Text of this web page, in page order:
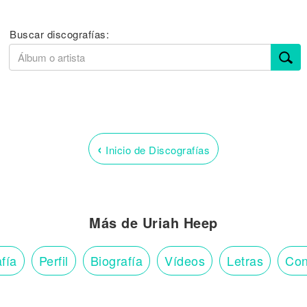
Buscar discografías:
‹ Inicio de Discografías
Más de Uriah Heep
Perfil Biografía Vídeos Letras